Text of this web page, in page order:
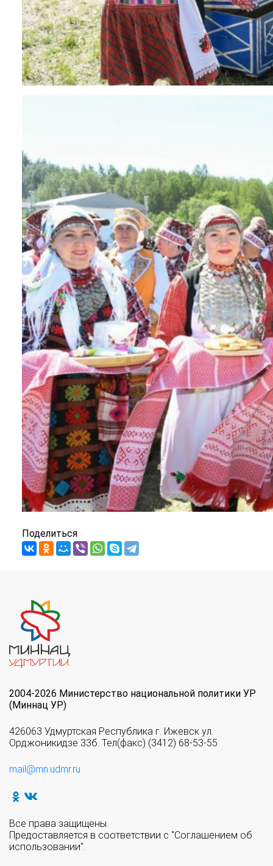
Поделиться
2004-2026 Министерство национальной политики УР
(Миннац УР)
426063 Удмуртская Республика г. Ижевск ул.
Орджоникидзе 33б. Тел(факс) (3412) 68-53-55
mail@mn.udmr.ru
Все права защищены.
Предоставляется в соответствии с "Соглашением об
использовании".